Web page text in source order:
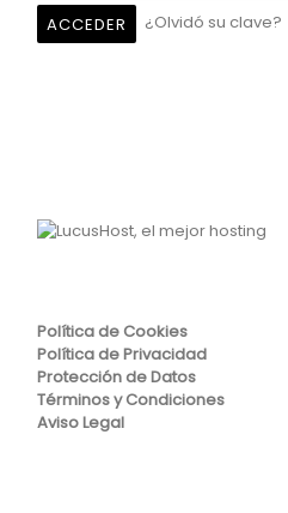
¿Olvidó su clave?
Política de Cookies
Política de Privacidad
Protección de Datos
Términos y Condiciones
Aviso Legal